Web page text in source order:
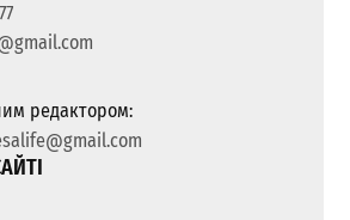
редактором: